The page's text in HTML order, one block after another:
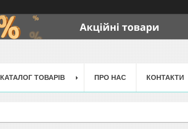
КАТАЛОГ ТОВАРІВ ПРО НАС КОНТАКТИ